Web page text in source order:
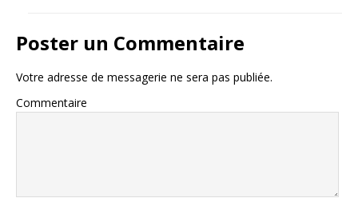
Poster un Commentaire
Votre adresse de messagerie ne sera pas publiée.
Commentaire